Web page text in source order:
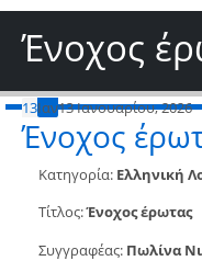
Ένοχος
13Ιαν13 Ιανουαρίου, 2026
Ένοχος
Κατηγορία: Ελληνική
Τίτλος:Ένοχος έρωτας
Συγγραφέας: Πωλίνα